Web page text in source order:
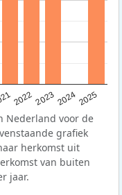
2022202320242025
Nederland voor de
grafiek
herkomst uit
van buiten
jaar.